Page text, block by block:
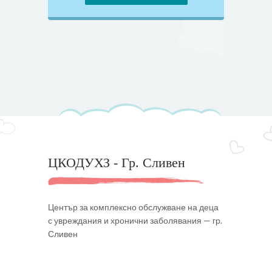
ЦКОДУХЗ - Гр. Сливен
Център за комплексно обслужване на деца
с увреждания и хронични заболявания — гр.
Сливен